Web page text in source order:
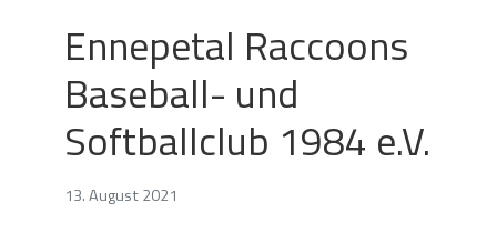
Ennepetal Raccoons
Baseball- und
Softballclub 1984 e.V.
13. August 2021